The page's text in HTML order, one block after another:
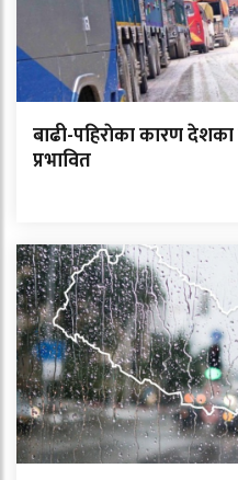
बाढी-पहिराेका कारण देशका
प्रभावित